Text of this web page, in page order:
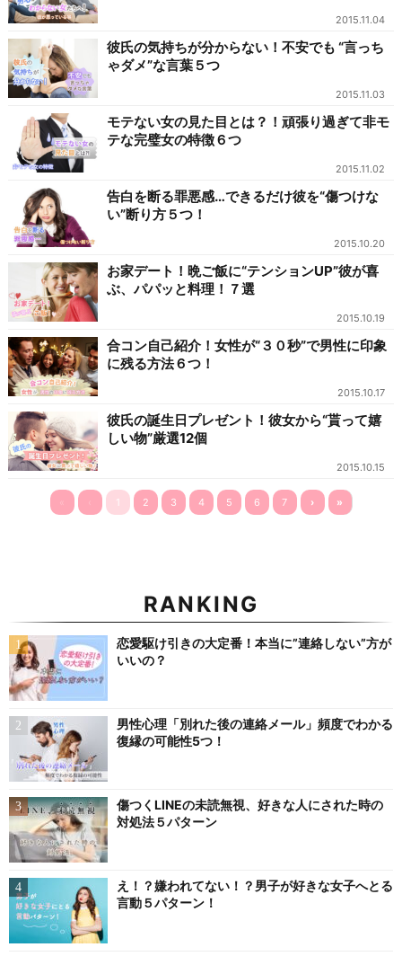
2015.11.04
彼氏の気持ちが分からない！不安でも “言っち
ゃダメ”な言葉５つ
2015.11.03
モテない女の見た目とは？！頑張り過ぎて非モ
テな完璧女の特徴６つ
2015.11.02
告白を断る罪悪感…できるだけ彼を“傷つけな
い”断り方５つ！
2015.10.20
お家デート！晩ご飯に“テンションUP”彼が喜
ぶ、パパッと料理！７選
2015.10.19
合コン自己紹介！女性が“３０秒”で男性に印象
に残る方法６つ！
2015.10.17
彼氏の誕生日プレゼント！彼女から“貰って嬉
しい物”厳選12個
2015.10.15
1 2 3 4 5 6 7 › »
RANKING
恋愛駆け引きの大定番！本当に”連絡しない”方が
いいの？
男性心理「別れた後の連絡メール」頻度でわかる
復縁の可能性5つ！
傷つくLINEの未読無視、好きな人にされた時の
対処法５パターン
え！？嫌われてない！？男子が好きな女子へとる
言動５パターン！